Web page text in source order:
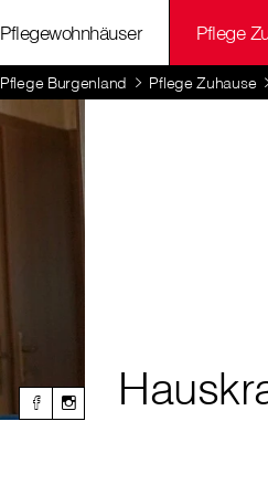
Pflegewohnhäuser Pflege
Pflege Burgenland Pflege Zuhause